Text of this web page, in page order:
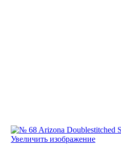
Увеличить изображение